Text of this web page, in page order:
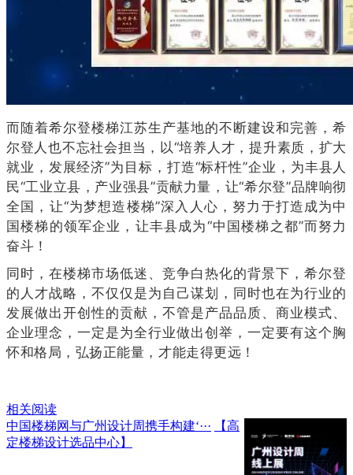
而随着希尔登楼梯江苏生产基地的不断建设和完善，希
尔登人也不忘社会担当，以“培养人才，提升素质，扩大
就业，发展经济”为目标，打造“标杆性”企业，为丰县人
民“工业立县，产业强县”贡献力量，让“希尔登”品牌响彻
全国，让“为梦想造楼梯”深入人心，努力于打造成为中
国楼梯的领军企业，让丰县成为“中国楼梯之都”而努力
奋斗！
同时，在楼梯市场低迷、竞争白热化的背景下，希尔登
的人才战略，不仅仅是为自己谋划，同时也在为行业的
发展做出开创性的贡献，不管是产品品质、商业模式、
企业理念，一定是为全行业做出创举，一定要有这个胸
怀和格局，弘扬正能量，才能走得更远！
相关阅读
中国楼梯网与广州设计周携手构建‘···
【高
定楼梯设计选品中心】